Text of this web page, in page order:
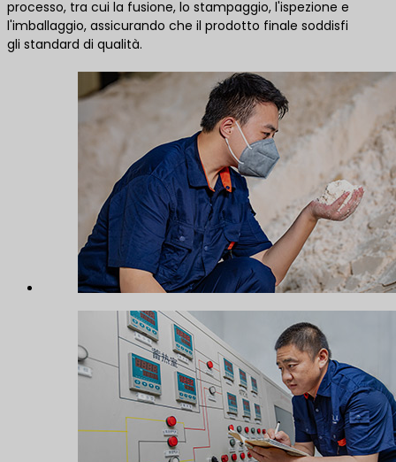
processo, tra cui la fusione, lo stampaggio, l'ispezione e
l'imballaggio, assicurando che il prodotto finale soddisfi
gli standard di qualità.